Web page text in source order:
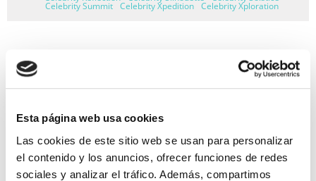
Esta página web usa cookies
Las cookies de este sitio web se usan para personalizar
el contenido y los anuncios, ofrecer funciones de redes
sociales y analizar el tráfico. Además, compartimos
Celebrity Summit Celebrity Xpedition Celebrity Xploration
RESERVAS MIRAMAR
SEGURO DE VIAJE
INFORMACIÓN ÚTIL